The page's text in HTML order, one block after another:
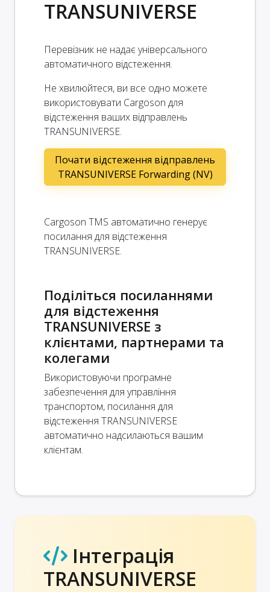
TRANSUNIVERSE
Перевізник не надає універсального
автоматичного відстеження.
Не хвилюйтеся, ви все одно можете
використовувати Cargoson для
відстеження ваших відправлень
TRANSUNIVERSE.
Почати відстеження відправлень
TRANSUNIVERSE Forwarding (NV)
Cargoson TMS автоматично генерує
посилання для відстеження
TRANSUNIVERSE.
Поділіться посиланнями
для відстеження
TRANSUNIVERSE з
клієнтами, партнерами та
колегами
Використовуючи програмне
забезпечення для управління
транспортом, посилання для
відстеження TRANSUNIVERSE
автоматично надсилаються вашим
клієнтам.
Інтеграція
TRANSUNIVERSE